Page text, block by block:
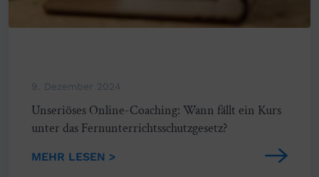
9. Dezember 2024
Unseriöses Online-Coaching: Wann fällt ein Kurs
unter das Fernunterrichtsschutzgesetz?
MEHR LESEN >